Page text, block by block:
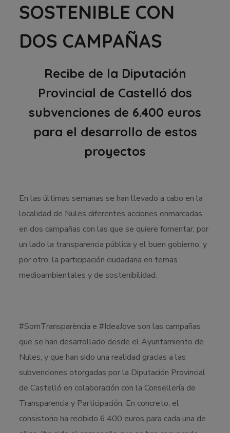
SOSTENIBLE CON
DOS CAMPAÑAS
Recibe de la Diputación
Provincial de Castelló dos
subvenciones de 6.400 euros
para el desarrollo de estos
proyectos
En las últimas semanas se han llevado a cabo en la
localidad de Nules diferentes acciones enmarcadas
en dos campañas con las que se quiere fomentar, por
un lado la transparencia pública y el buen gobierno, y
por otro, la participación ciudadana en temas
medioambientales y de sostenibilidad.
#SomTransparència e #IdeaJove son las campañas
que se han desarrollado desde el Ayuntamiento de
Nules, y que han sido una realidad gracias a las
subvenciones otorgadas por la Diputación Provincial
de Castelló en colaboración con la Consellería de
Transparencia y Participación. En concreto, el
consistorio ha recibido 6.400 euros para cada una de